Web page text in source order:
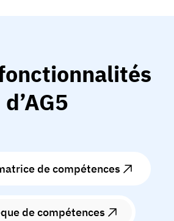
d’AG5
de compétences
de compétences